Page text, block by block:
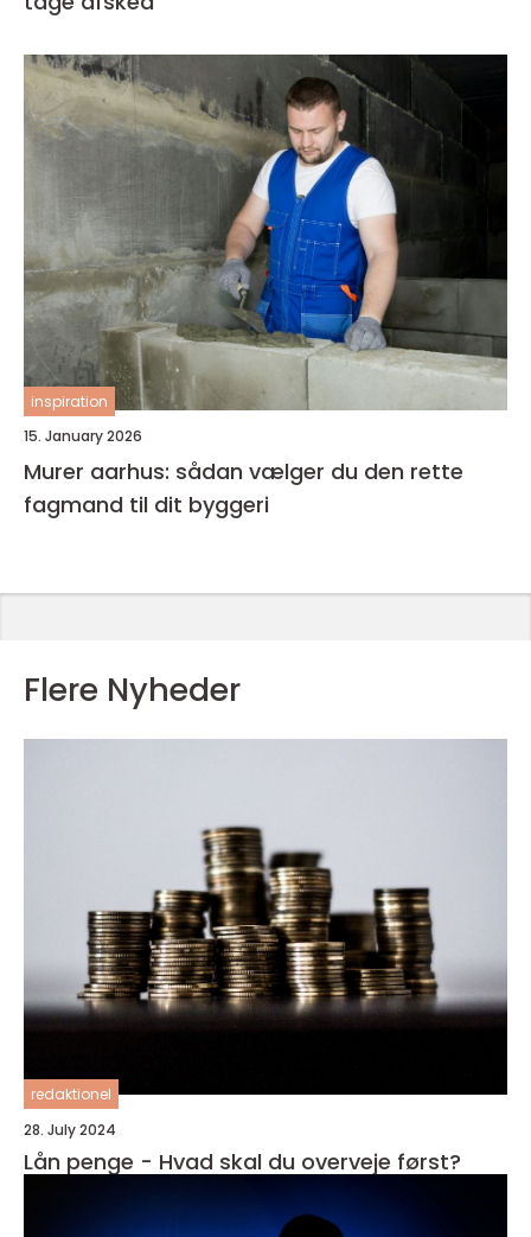
inspiration
15. January 2026
Murer aarhus: sådan vælger du den rette
fagmand til dit byggeri
Flere Nyheder
redaktionel
28. July 2024
Lån penge - Hvad skal du overveje først?